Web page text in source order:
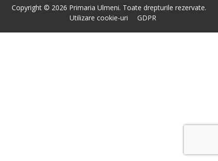
Copyright © 2026 Primaria Ulmeni. Toate drepturile rezervate.
Utilizare cookie-uri
GDPR